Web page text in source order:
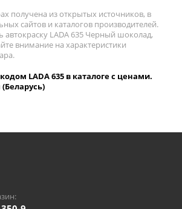
получена из открытых источников, в
сайтов и каталогов производителей.
автокраску LADA 635 Черный шоколад,
внимание на характеристики
LADA 635 в каталоге с ценами.